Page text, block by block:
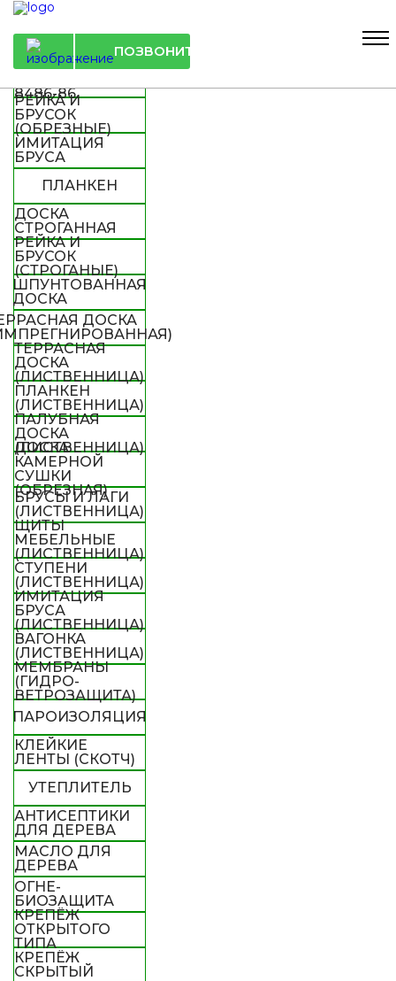
ПОЗВОНИТЬ
Список продукции
ДОСКА
ОБРЕЗНАЯ ГОСТ
8486-86
БРУС
8486-86
РЕЙКА И
БРУСОК
(ОБРЕЗНЫЕ)
ИМИТАЦИЯ
БРУСА
ПЛАНКЕН
ДОСКА
СТРОГАННАЯ
РЕЙКА И
БРУСОК
(СТРОГАНЫЕ)
ШПУНТОВАННАЯ
ДОСКА
ДОСКА
ТЕРРАСНАЯ
ДОСКА
(ЛИСТВЕННИЦА)
ПЛАНКЕН
(ЛИСТВЕННИЦА)
ПАЛУБНАЯ
ДОСКА
(ЛИСТВЕННИЦА)
ДОСКА
КАМЕРНОЙ
СУШКИ
(ОБРЕЗНАЯ)
БРУСЫ И ЛАГИ
(ЛИСТВЕННИЦА)
ЩИТЫ
МЕБЕЛЬНЫЕ
(ЛИСТВЕННИЦА)
СТУПЕНИ
(ЛИСТВЕННИЦА)
ИМИТАЦИЯ
БРУСА
(ЛИСТВЕННИЦА)
ВАГОНКА
(ЛИСТВЕННИЦА)
МЕМБРАНЫ
(ГИДРО-
ВЕТРОЗАЩИТА)
ПАРОИЗОЛЯЦИЯ
КЛЕЙКИЕ
ЛЕНТЫ (СКОТЧ)
УТЕПЛИТЕЛЬ
АНТИСЕПТИКИ
ДЛЯ ДЕРЕВА
МАСЛО ДЛЯ
ДЕРЕВА
ОГНЕ-
БИОЗАЩИТА
КРЕПЁЖ
ОТКРЫТОГО
ТИПА
КРЕПЁЖ
СКРЫТЫЙ